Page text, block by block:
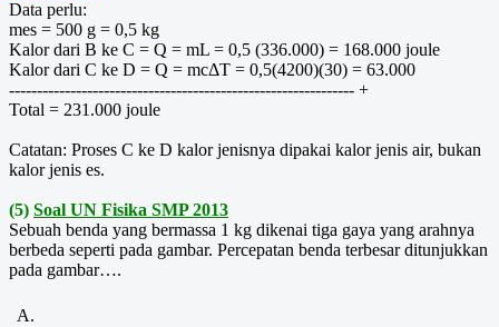
Data perlu:
mes = 500 g = 0,5 kg
Kalor dari B ke C = Q = mL = 0,5 (336.000) = 168.000 joule
Kalor dari C ke D = Q = mcΔT = 0,5(4200)(30) = 63.000
-------------------------------------------------------------- +
Total = 231.000 joule
Catatan: Proses C ke D kalor jenisnya dipakai kalor jenis air, bukan
kalor jenis es.
(5) Soal UN Fisika SMP 2013
Sebuah benda yang bermassa 1 kg dikenai tiga gaya yang arahnya
berbeda seperti pada gambar. Percepatan benda terbesar ditunjukkan
pada gambar….
A.